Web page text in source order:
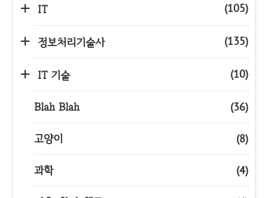
IT (105)
정보처리기술사 (135)
IT 기술 (10)
Blah Blah (36)
고양이 (8)
과학 (4)